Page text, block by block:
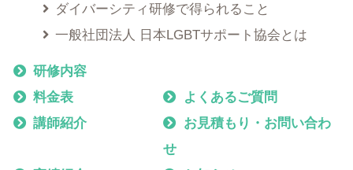
ダイバーシティ研修で得られること
一般社団法人 日本LGBTサポート協会とは
研修内容
料金表
よくあるご質問
講師紹介
お見積もり・お問い合わ
せ